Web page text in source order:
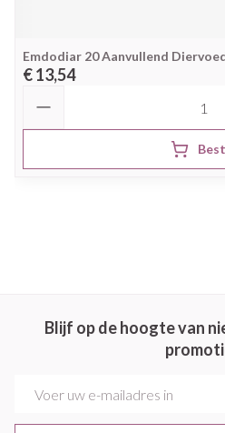
Emdodiar 20 Aanvullend
€ 13,54
Blijf op de hoogte van